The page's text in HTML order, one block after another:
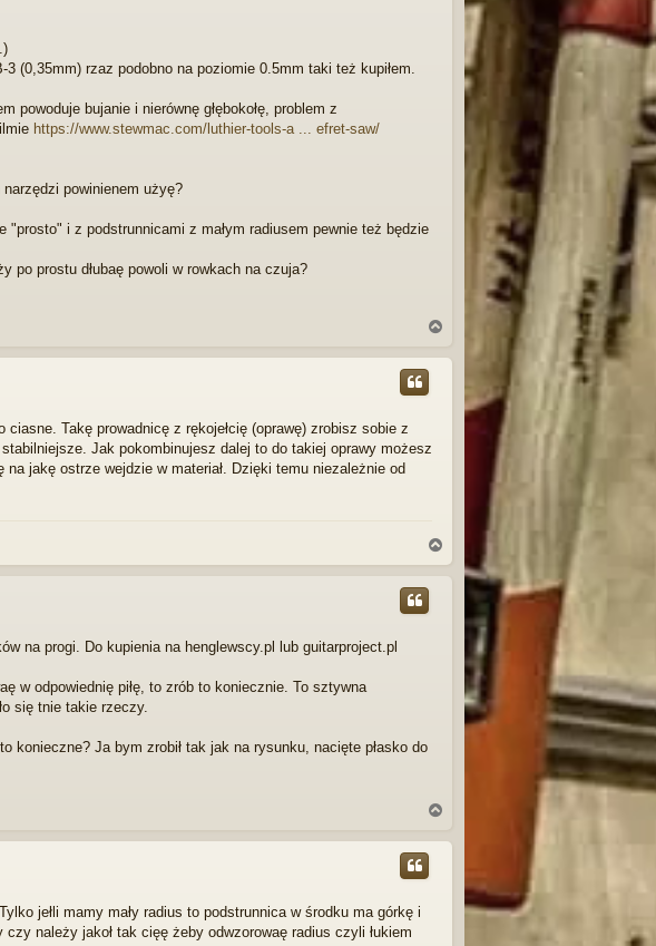
(0,35mm) rzaz podobno na poziomie 0.5mm taki też kupiłem.
powoduje bujanie i nierównę głębokołę, problem z
https://www.stewmac.com/luthier-tools-a ... efret-saw/
narzędzi powinienem użyę?
"prosto" i z podstrunnicami z małym radiusem pewnie też będzie
po prostu dłubaę powoli w rowkach na czuja?
g
Takę prowadnicę z rękojełcię (oprawę) zrobisz sobie z
Jak pokombinujesz dalej to do takiej oprawy możesz
jakę ostrze wejdzie w materiał. Dzięki temu niezależnie od
a
g
na progi. Do kupienia na henglewscy.pl lub guitarproject.pl
w odpowiednię piłę, to zrób to koniecznie. To sztywna
się tnie takie rzeczy.
konieczne? Ja bym zrobił tak jak na rysunku, nacięte płasko do
g
jełli mamy mały radius to podstrunnica w środku ma górkę i
należy jakoł tak cięę żeby odwzorowaę radius czyli łukiem